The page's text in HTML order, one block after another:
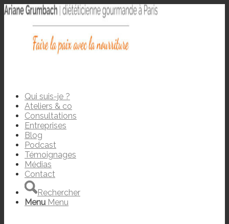
Qui suis-je ?
Ateliers & co
Consultations
Entreprises
Blog
Podcast
Témoignages
Médias
Contact
Rechercher
Menu Menu